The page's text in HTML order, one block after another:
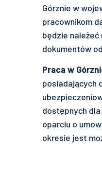
Górznie w
pracownikom
będzie
dokumentów
Praca w
posiadających
dostępnych
oparciu o
okresie jest